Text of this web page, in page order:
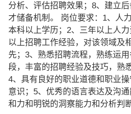
分析、评估招聘效果；8、建立
才储备机制。 岗位要求：1、人
本科以上学历；2、三年以上人
以上招聘工作经验，对该领域及
先；3、熟悉招聘流程，熟练运
段，丰富的招聘经验及技巧，熟
4、具有良好的职业道德和职业
意识；5、优秀的语言表达及沟
和力和明锐的洞察能力和分析判